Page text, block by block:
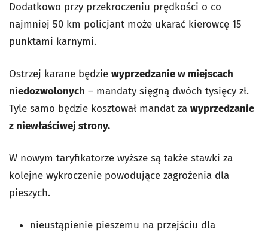
Dodatkowo przy przekroczeniu prędkości o co
najmniej 50 km policjant może ukarać kierowcę 15
punktami karnymi.
Ostrzej karane będzie wyprzedzanie w miejscach
niedozwolonych – mandaty sięgną dwóch tysięcy zł.
Tyle samo będzie kosztował mandat za wyprzedzanie
z niewłaściwej strony.
W nowym taryfikatorze wyższe są także stawki za
kolejne wykroczenie powodujące zagrożenia dla
pieszych.
nieustąpienie pieszemu na przejściu dla